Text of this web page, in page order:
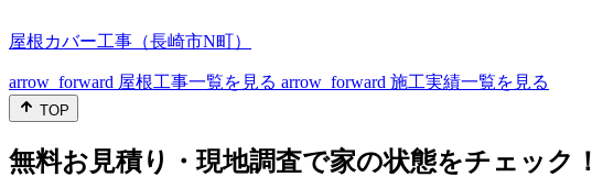
屋根カバー工事（長崎市N町）
arrow_forward 屋根工事一覧を見る arrow_forward 施工実績一覧を見る
TOP
無料お見積り・現地調査で家の状態をチェック！